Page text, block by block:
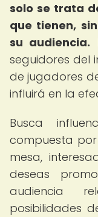
solo se trata
que tienen,
su audiencia.
seguidores del
de jugadores
influirá en la
Busca
compuesta
mesa,
deseas
audiencia
posibilidades